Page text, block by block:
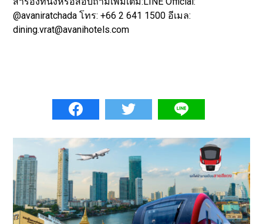
@avaniratchada โทร: +66 2 641 1500 อีเมล:
dining.vrat@avanihotels.com